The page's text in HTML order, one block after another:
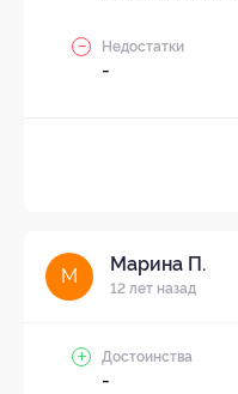
Недостатки
-
М
Марина П.
12 лет назад
Достоинства
-